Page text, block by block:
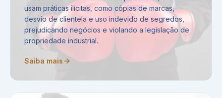
usam práticas ilícitas, como cópias de marcas,
desvio de clientela e uso indevido de segredos,
prejudicando negócios e violando a legislação de
propriedade industrial.
Saiba mais